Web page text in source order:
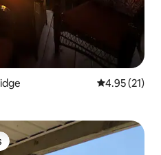
Calificación
4.95 (21)
huéspedes